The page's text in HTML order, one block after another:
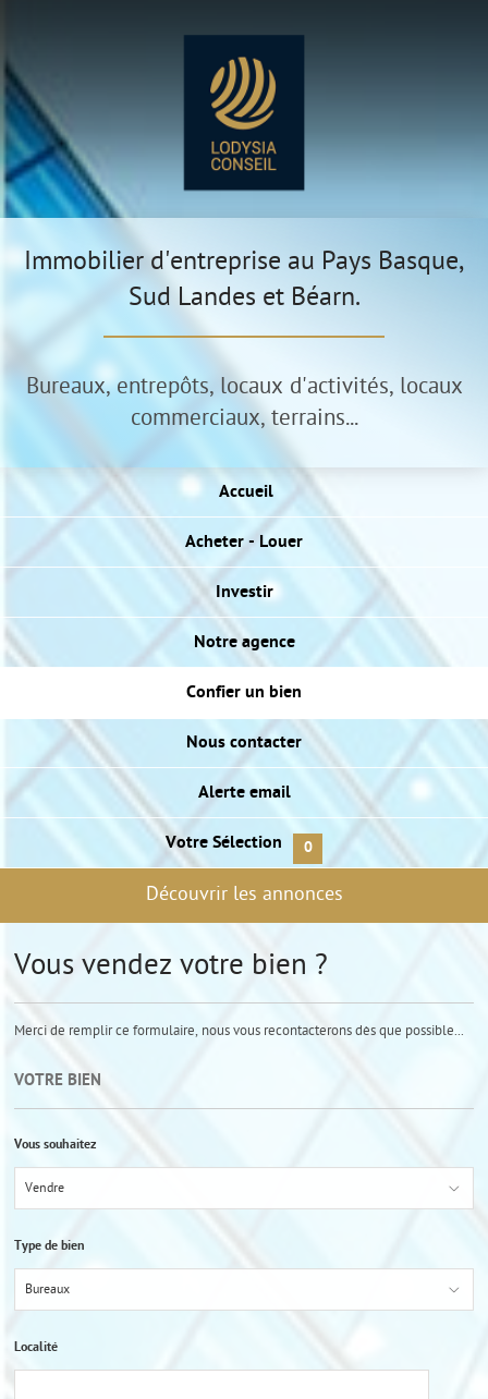
Immobilier d'entreprise au Pays Basque,
Sud Landes et Béarn.
Bureaux, entrepôts, locaux d'activités, locaux
commerciaux, terrains...
Accueil
Acheter- Louer
Investir
Notre agence
Confier un bien
Nous contacter
Alerte email
Votre Sélection 0
Découvrir les annonces
RECHERCHER UN BIEN
VOTRE RECHERCHE
NOS ACTUALITÉS
Vous vendez votre bien ?
Merci de remplir ce formulaire, nous vous recontacterons dès que possible...
VOTRE BIEN
Vous souhaitez
Vendre
Type de bien
Bureaux
Localité